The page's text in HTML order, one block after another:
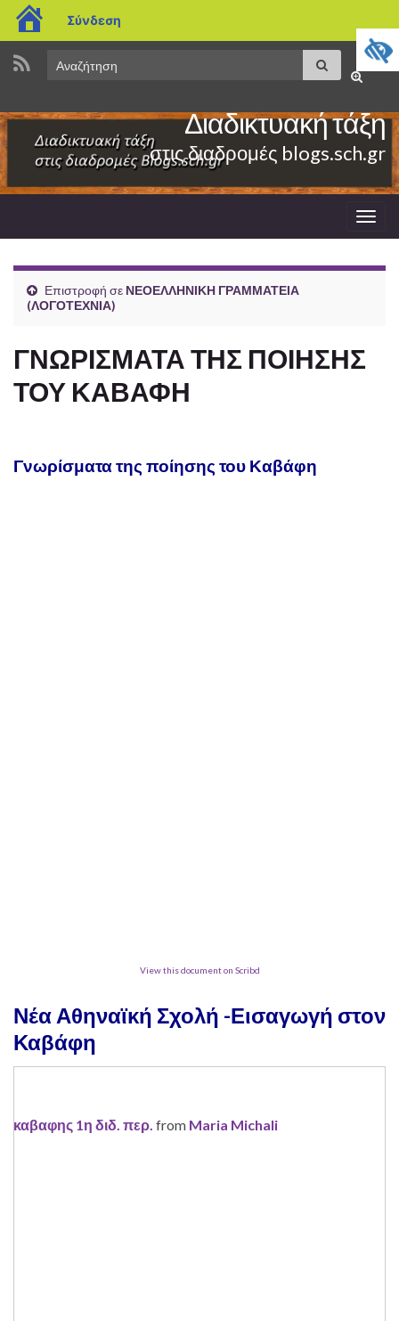
blogs.sch.gr
Σύνδεση
Search
Αναζήτηση
Διαδικτυακή τάξη
στις διαδρομές blogs.sch.gr
Επιστροφή σε ΝΕΟΕΛΛΗΝΙΚΗ ΓΡΑΜΜΑΤΕΙΑ
(ΛΟΓΟΤΕΧΝΙΑ)
ΓΝΩΡΙΣΜΑΤΑ ΤΗΣ ΠΟΙΗΣΗΣ
ΤΟΥ ΚΑΒΑΦΗ
Γνωρίσματα της ποίησης του Καβάφη
View this document on Scribd
Νέα Αθηναϊκή Σχολή -Εισαγωγή στον
Καβάφη
καβαφης 1η διδ. περ. from Maria Michali